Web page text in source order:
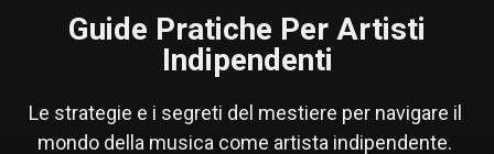
Guide Pratiche Per Artisti
Indipendenti
Le strategie e i segreti del mestiere per navigare il
mondo della musica come artista indipendente.